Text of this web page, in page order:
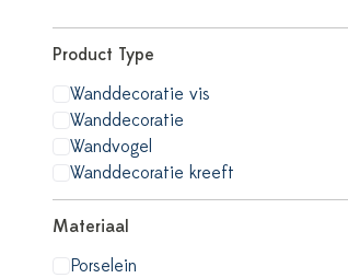
Product Type
Wanddecoratie vis
Wanddecoratie
Wandvogel
Wanddecoratie kreeft
Materiaal
Porselein